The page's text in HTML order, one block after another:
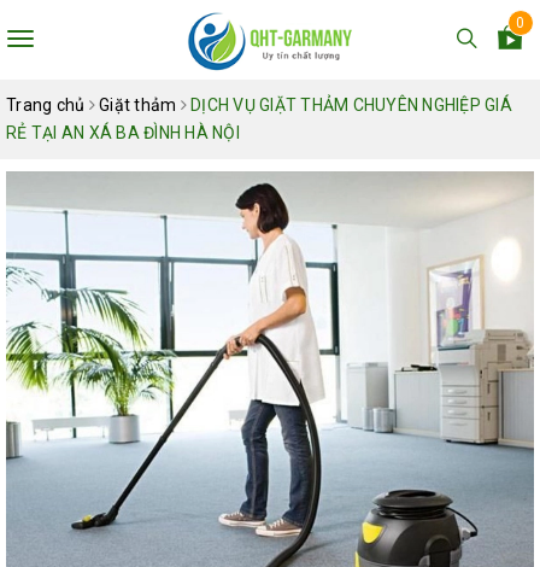
Toggle
0
Trang chủ Giặt thảm
DỊCH VỤ GIẶT THẢM CHUYÊN NGHIỆP GIÁ
RẺ TẠI AN XÁ BA ĐÌNH HÀ NỘI